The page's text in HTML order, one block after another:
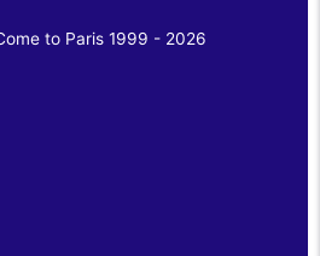
to Paris 1999 - 2026